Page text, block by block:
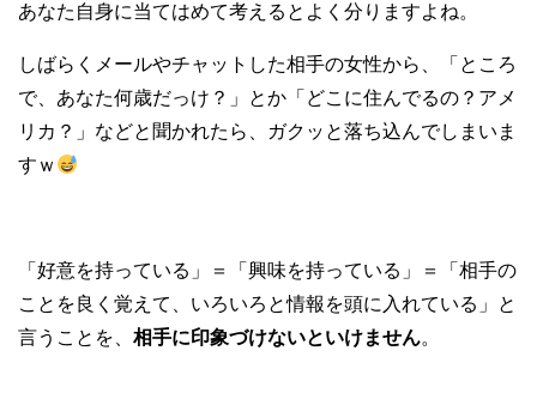
あなた自身に当てはめて考えるとよく分りますよね。
しばらくメールやチャットした相手の女性から、「ところ
で、あなた何歳だっけ？」とか「どこに住んでるの？アメ
リカ？」などと聞かれたら、ガクッと落ち込んでしまいま
すｗ
「好意を持っている」＝「興味を持っている」＝「相手の
ことを良く覚えて、いろいろと情報を頭に入れている」と
言うことを、 相手に印象づけないといけません。